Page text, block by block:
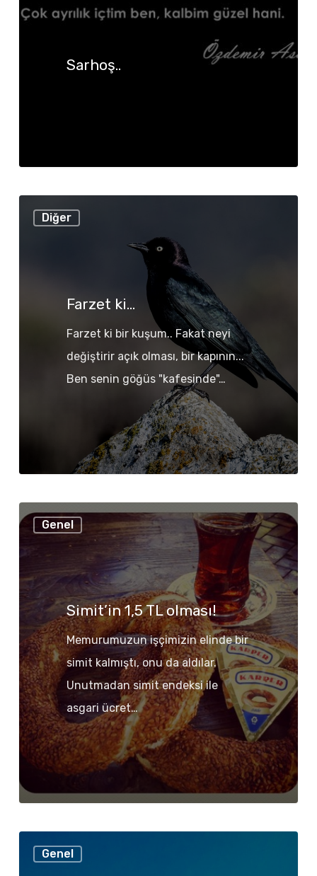
Sarhoş..
Diğer
ki…
Farzet ki…
Farzet ki bir kuşum.. Fakat neyi
değiştirir açık olması, bir kapının...
Ben senin göğüs "kafesinde"…
Genel
Simit’in
TL
olması!
Simit’in 1,5 TL olması!
Memurumuzun işçimizin elinde bir
simit kalmıştı, onu da aldılar.
Unutmadan simit endeksi ile
asgari ücret…
Genel
ziyaret